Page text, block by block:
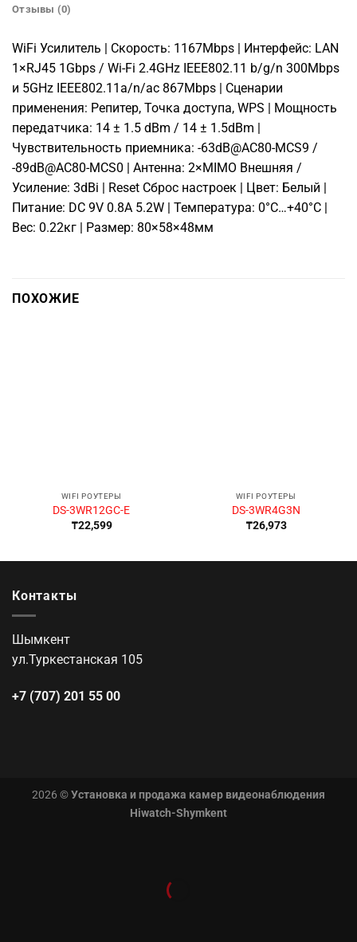
Отзывы (0)
WiFi Усилитель | Скорость: 1167Mbps | Интерфейс: LAN
1×RJ45 1Gbps / Wi-Fi 2.4GHz IEEE802.11 b/g/n 300Mbps
и 5GHz IEEE802.11a/n/ac 867Mbps | Сценарии
применения: Репитер, Точка доступа, WPS | Мощность
передатчика: 14 ± 1.5 dBm / 14 ± 1.5dBm |
Чувствительность приемника: -63dB@AC80-MCS9 /
-89dB@AC80-MCS0 | Антенна: 2×MIMO Внешняя /
Усиление: 3dBi | Reset Сброс настроек | Цвет: Белый |
Питание: DC 9V 0.8A 5.2W | Температура: 0°C…+40°C |
Вес: 0.22кг | Размер: 80×58×48мм
ПОХОЖИЕ
WIFI РОУТЕРЫ
DS-3WR12GC-E
₸22,599
WIFI РОУТЕРЫ
DS-3WR4G3N
₸26,973
Контакты
Шымкент
ул.Туркестанская 105
+7 (707) 201 55 00
2026 ©Установка и продажа камер видеонаблюдения
Hiwatch-Shymkent